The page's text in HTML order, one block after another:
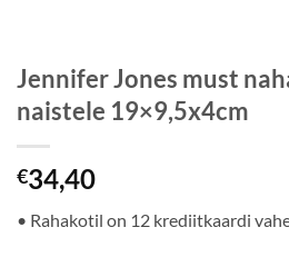
Jennifer Jones must
naistele 19×9,5x4cm
€34,40
• Rahakotil on 12 krediitkaardi